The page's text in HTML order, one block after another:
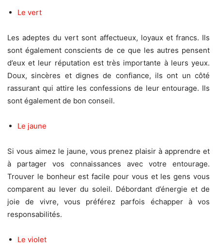
Le vert
Les adeptes du vert sont affectueux, loyaux et francs. Ils
sont également conscients de ce que les autres pensent
d’eux et leur réputation est très importante à leurs yeux.
Doux, sincères et dignes de confiance, ils ont un côté
rassurant qui attire les confessions de leur entourage. Ils
sont également de bon conseil.
Le jaune
Si vous aimez le jaune, vous prenez plaisir à apprendre et
à partager vos connaissances avec votre entourage.
Trouver le bonheur est facile pour vous et les gens vous
comparent au lever du soleil. Débordant d’énergie et de
joie de vivre, vous préférez parfois échapper à vos
responsabilités.
Le violet